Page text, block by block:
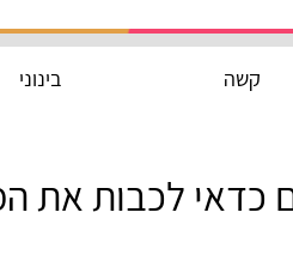
קשה בינוני
כדאי לכבות את